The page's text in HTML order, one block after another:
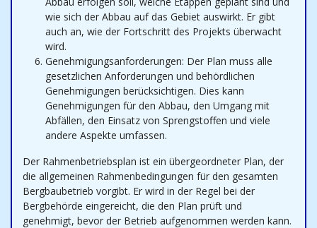
wie sich der Abbau auf das Gebiet auswirkt. Er gibt
auch an, wie der Fortschritt des Projekts überwacht
wird.
Genehmigungsanforderungen: Der Plan muss alle
gesetzlichen Anforderungen und behördlichen
Genehmigungen berücksichtigen. Dies kann
Genehmigungen für den Abbau, den Umgang mit
Abfällen, den Einsatz von Sprengstoffen und viele
andere Aspekte umfassen.
Der Rahmenbetriebsplan ist ein übergeordneter Plan, der
die allgemeinen Rahmenbedingungen für den gesamten
Bergbaubetrieb vorgibt. Er wird in der Regel bei der
Bergbehörde eingereicht, die den Plan prüft und
genehmigt, bevor der Betrieb aufgenommen werden kann.